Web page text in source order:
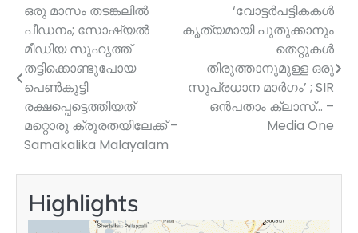
Post
navigation
ഒരു മാസം തടങ്കലിൽ
പീഡനം; സോഷ്യൽ
മീഡിയ സുഹൃത്ത്
തട്ടിക്കൊണ്ടുപോയ
പെൺകുട്ടി
രക്ഷപ്പെട്ടെത്തിയത്
മറ്റൊരു ക്രൂരതയിലേക്ക് –
Samakalika Malayalam
‘വോട്ടർപട്ടികകൾ
കൃത്യമായി പുതുക്കാനും
തെറ്റുകൾ
തിരുത്താനുമുള്ള ഒരു
സുപ്രധാന മാർ​ഗം’ ; SIR
ഒൻപതാം ക്ലാസ്… –
Media One
Highlights